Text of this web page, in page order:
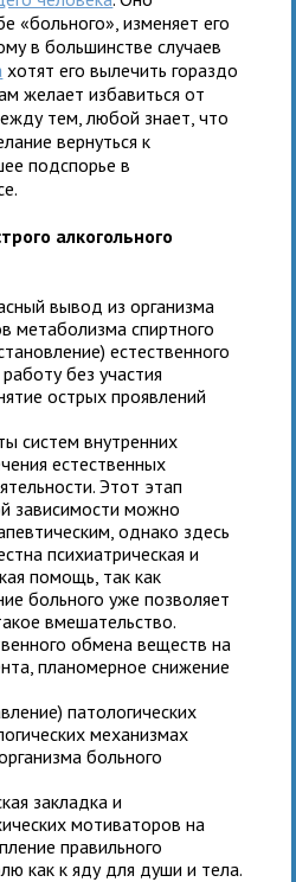
«больного», изменяет его
в большинстве случаев
хотят его вылечить гораздо
желает избавиться от
тем, любой знает, что
вернуться к
подспорье в
алкогольного
вывод из организма
метаболизма спиртного
естественного
без участия
острых проявлений
систем внутренних
естественных
Этот этап
зависимости можно
однако здесь
психиатрическая и
помощь, так как
больного уже позволяет
вмешательство.
обмена веществ на
планомерное снижение
патологических
механизмах
больного
закладка и
мотиваторов на
правильного
как к яду для души и тела.